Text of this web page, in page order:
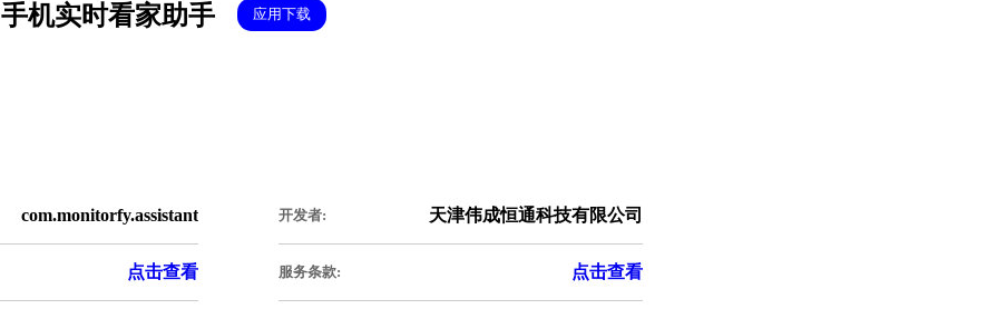
手机实时看家助手 应用下载
com.monitorfy.assistant
点击查看
开发者: 天津伟成恒通科技有限公司
服务条款: 点击查看